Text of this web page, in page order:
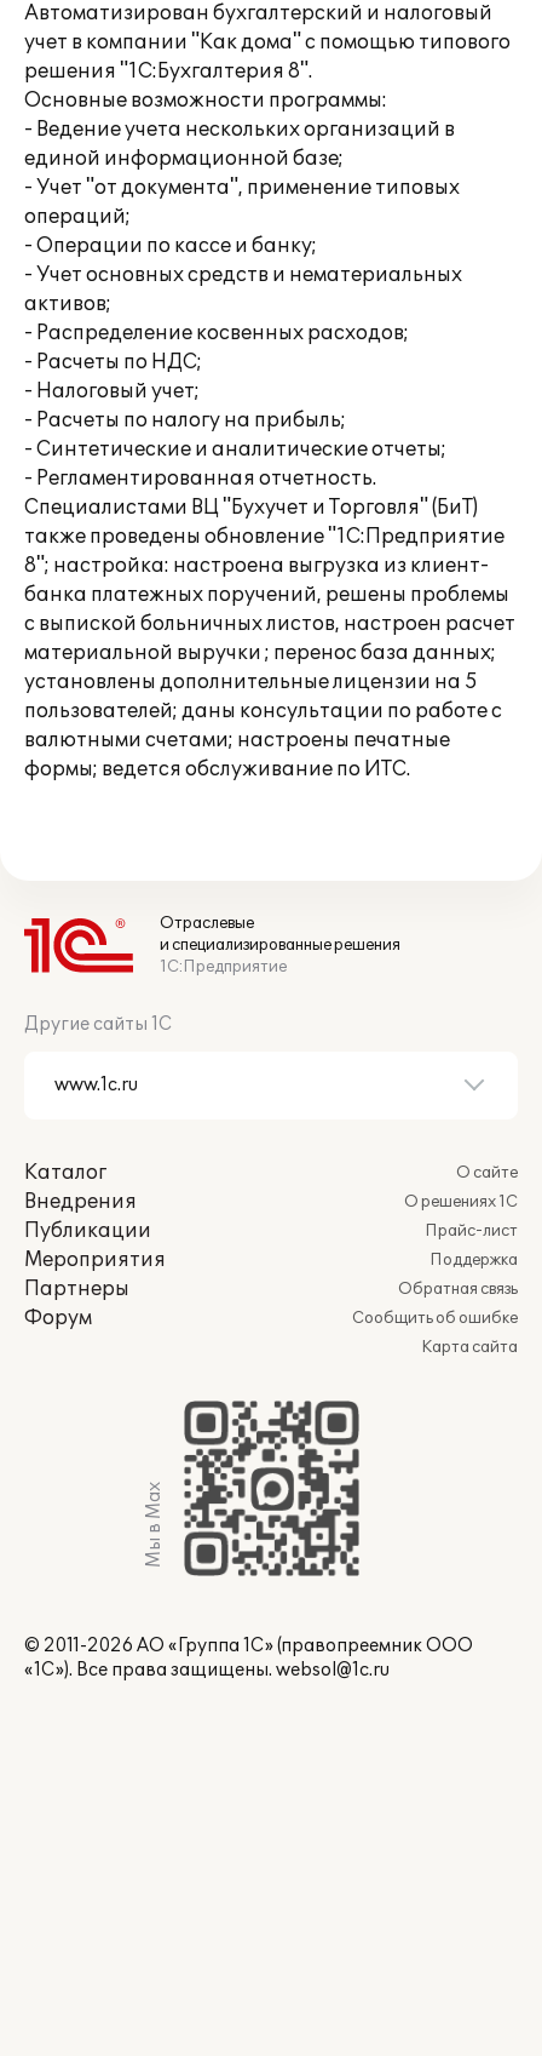
Автоматизирован бухгалтерский и налоговый
учет в компании "Как дома" с помощью типового
решения "1С:Бухгалтерия 8".
Основные возможности программы:
- Ведение учета нескольких организаций в
единой информационной базе;
- Учет "от документа", применение типовых
операций;
- Операции по кассе и банку;
- Учет основных средств и нематериальных
активов;
- Распределение косвенных расходов;
- Расчеты по НДС;
- Налоговый учет;
- Расчеты по налогу на прибыль;
- Синтетические и аналитические отчеты;
- Регламентированная отчетность.
Специалистами ВЦ "Бухучет и Торговля" (БиТ)
также проведены обновление "1С:Предприятие
8"; настройка: настроена выгрузка из клиент-
банка платежных поручений, решены проблемы
с выпиской больничных листов, настроен расчет
материальной выручки ; перенос база данных;
установлены дополнительные лицензии на 5
пользователей; даны консультации по работе с
валютными счетами; настроены печатные
формы; ведется обслуживание по ИТС.
Отраслевые
и специализированные решения
1С:Предприятие
Другие сайты 1С
Каталог
Внедрения
Публикации
Мероприятия
Партнеры
Форум
О сайте
О решениях 1С
Прайс-лист
Поддержка
Обратная связь
Сообщить об ошибке
Карта сайта
Мы в Max
© 2011-2026 АО «Группа 1С» (правопреемник ООО
«1С»). Все права защищены. websol@1c.ru